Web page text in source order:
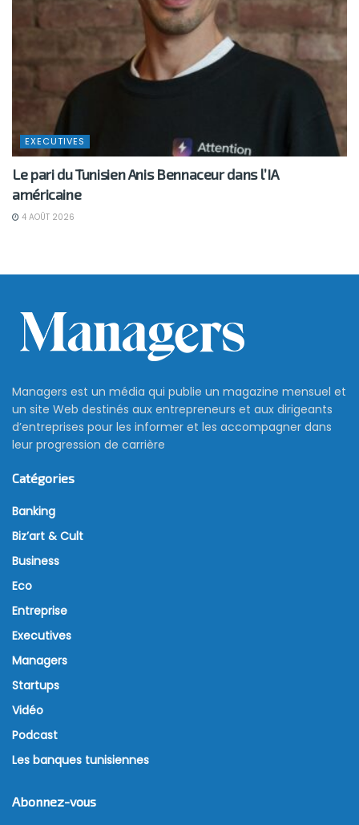
EXECUTIVES
Le pari du Tunisien Anis Bennaceur dans l’IA
américaine
4 AOÛT 2026
Managers est un média qui publie un magazine mensuel et
un site Web destinés aux entrepreneurs et aux dirigeants
d’entreprises pour les informer et les accompagner dans
leur progression de carrière
Catégories
Banking
Biz’art & Cult
Business
Eco
Entreprise
Executives
Managers
Startups
Vidéo
Podcast
Les banques tunisiennes
Abonnez-vous